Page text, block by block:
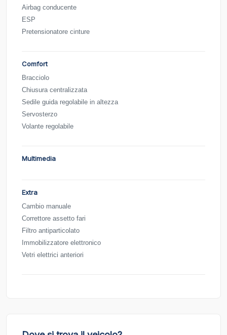
Airbag conducente
ESP
Pretensionatore cinture
Comfort
Bracciolo
Chiusura centralizzata
Sedile guida regolabile in altezza
Servosterzo
Volante regolabile
Multimedia
Extra
Cambio manuale
Correttore assetto fari
Filtro antiparticolato
Immobilizzatore elettronico
Vetri elettrici anteriori